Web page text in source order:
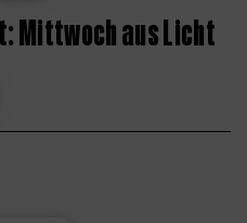
Mittwoch aus Licht